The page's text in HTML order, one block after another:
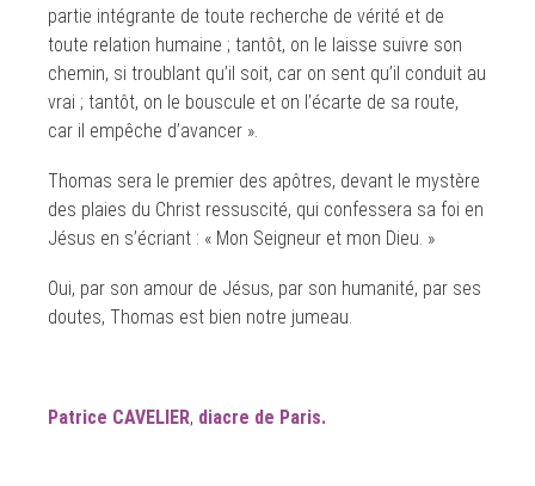
partie intégrante de toute recherche de vérité et de
toute relation humaine ; tantôt, on le laisse suivre son
chemin, si troublant qu’il soit, car on sent qu’il conduit au
vrai ; tantôt, on le bouscule et on l’écarte de sa route,
car il empêche d’avancer ».
Thomas sera le premier des apôtres, devant le mystère
des plaies du Christ ressuscité, qui confessera sa foi en
Jésus en s’écriant : « Mon Seigneur et mon Dieu. »
Oui, par son amour de Jésus, par son humanité, par ses
doutes, Thomas est bien notre jumeau.
Patrice CAVELIER, diacre de Paris.